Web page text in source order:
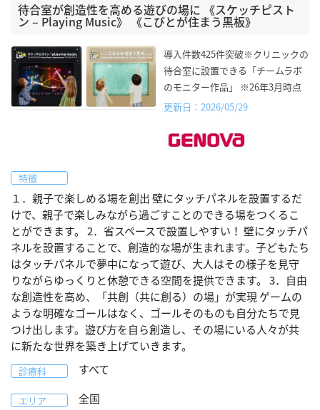
待合室が創造性を高める遊びの場に 《スケッチピスト
ン – Playing Music》 《こびとが住まう黒板》
導入件数425件突破※クリニックの
待合室に設置できる「チームラボ
のモニター作品」 ※26年3月時点
更新日：2026/05/29
特徴
１．親子で楽しめる場を創出 壁にタッチパネルを設置するだ
けで、親子で楽しみながら過ごすことのできる場をつくるこ
とができます。 2．省スペースで設置しやすい！ 壁にタッチパ
ネルを設置することで、創造的な場が生まれます。子どもたち
はタッチパネルで夢中になって遊び、大人はその様子を見守
りながらゆっくりと休憩できる空間を提供できます。 3．自由
な創造性を高め、「共創（共に創る）の場」が実現 ゲームの
ような明確なゴールはなく、ゴールそのものも自分たちで見
つけ出します。遊び方を自ら創造し、その場にいる人々が共
に新たな世界を築き上げていきます。
診療科 すべて
エリア 全国